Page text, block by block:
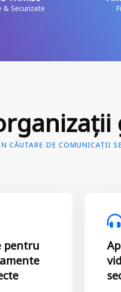
& Securizate
CĂUTARE DE COMUNICAȚII
pentru